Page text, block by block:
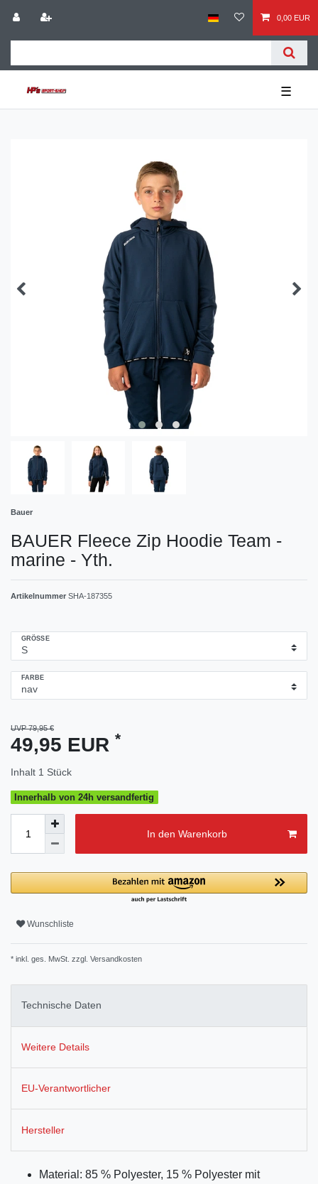
0,00 EUR
☰
Bauer
BAUER Fleece Zip Hoodie Team -
marine - Yth.
Artikelnummer SHA-187355
GRÖSSE
FARBE
UVP 79,95 €
49,95 EUR *
Inhalt 1 Stück
Innerhalb von 24h versandfertig
In den Warenkorb
Wunschliste
* inkl. ges. MwSt. zzgl. Versandkosten
Technische Daten
Weitere Details
EU-Verantwortlicher
Hersteller
Material: 85 % Polyester, 15 % Polyester mit